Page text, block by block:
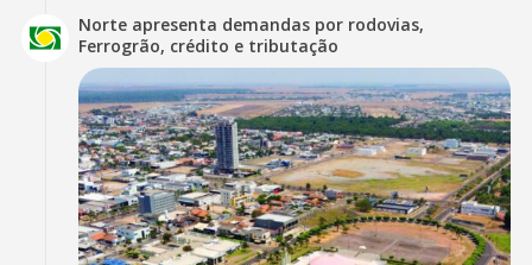
Norte apresenta demandas por rodovias,
Ferrogrão, crédito e tributação